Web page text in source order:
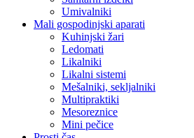
Umivalniki
Mali gospodinjski aparati
Kuhinjski žari
Ledomati
Likalniki
Likalni sistemi
Mešalniki, sekljalniki
Multipraktiki
Mesoreznice
Mini pečice